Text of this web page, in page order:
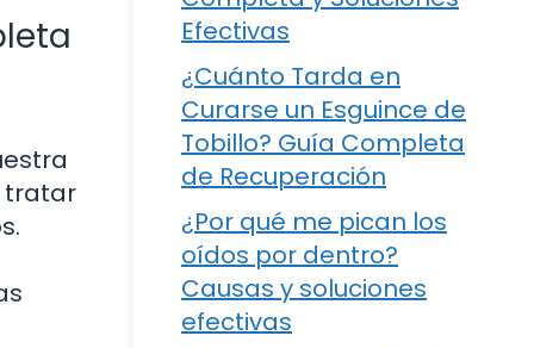
tratar
Efectivas
¿Cuánto Tarda en
Curarse un Esguince de
Tobillo? Guía Completa
de Recuperación
¿Por qué me pican los
oídos por dentro?
Causas y soluciones
efectivas